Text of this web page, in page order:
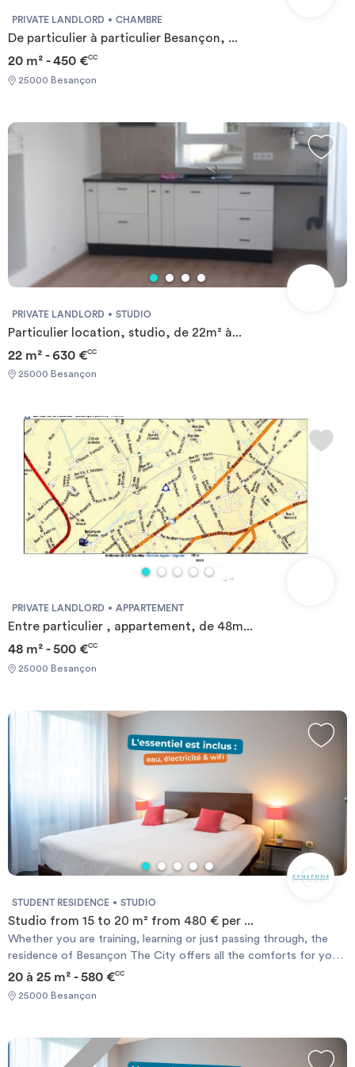
PRIVATE LANDLORD CHAMBRE
De particulier à particulier Besançon, ...
20 m² - 450 €CC
25000 Besançon
PRIVATE LANDLORD STUDIO
Particulier location, studio, de 22m² à...
22 m² - 630 €CC
25000 Besançon
PRIVATE LANDLORD APPARTEMENT
Entre particulier , appartement, de 48m...
48 m² - 500 €CC
25000 Besançon
STUDENT RESIDENCE STUDIO
Studio from 15 to 20 m² from 480 € per ...
Whether you are training, learning or just passing through, the
residence of Besançon The City offers all the comforts for your
stay, whether long or short. Located along the Doubs and 5
minutes from downtown, the residence La City is ideally located,
apartments ranging from 15 to 20 sqm fully furnished, modern and
comfortable. These student accommodations are designed for
20 à 25 m² - 580 €CC
25000 Besançon